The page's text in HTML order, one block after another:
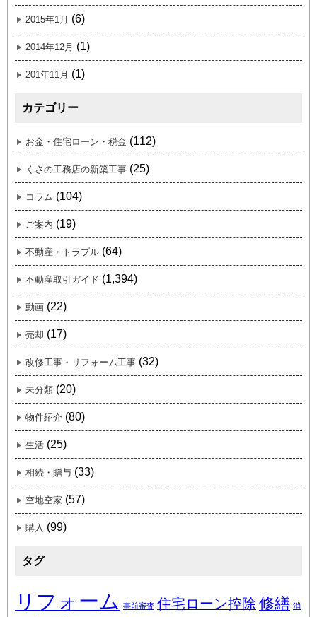
2015年1月 (6)
2014年12月 (1)
201年11月 (1)
カテゴリー
お金・住宅ローン・税金 (112)
くさの工務店の新築工事 (25)
コラム (104)
ご案内 (19)
不動産・トラブル (64)
不動産取引ガイド (1,394)
動画 (22)
売却 (17)
改修工事・リフォーム工事 (32)
未分類 (20)
物件紹介 (80)
生活 (25)
相続・贈与 (33)
空地空家 (57)
購入 (99)
タグ
リフォーム 事前審査 住宅ローン控除 修繕 消